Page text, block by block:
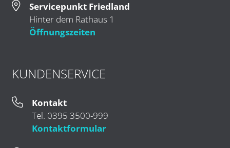
Servicepunkt Friedland
Hinter dem Rathaus 1
Öffnungszeiten
KUNDENSERVICE
Kontakt
Tel. 0395 3500-999
Kontaktformular